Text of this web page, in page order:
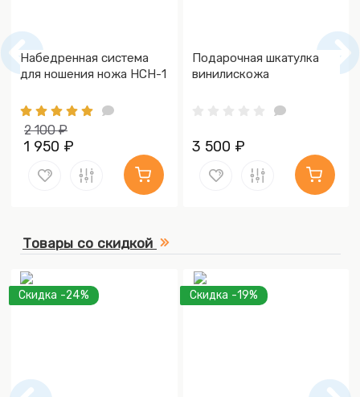
Набедренная система
для ношения ножа НСН-1
2 100 ₽
1 950 ₽
Подарочная шкатулка
винилискожа
3 500 ₽
Товары со скидкой
Скидка -24% Скидка -19%